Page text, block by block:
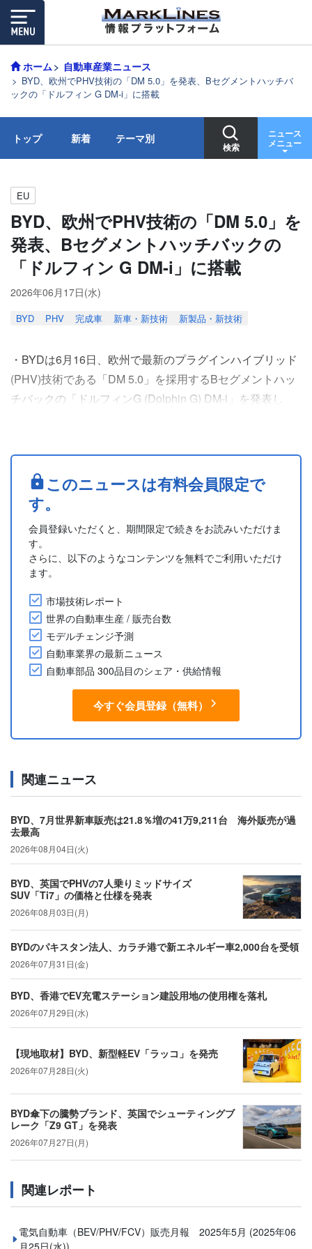
ホーム 自動車産業ニュース
BYD、欧州でPHV技術の「DM 5.0」を発表、Bセグメントハッチバ
ックの「ドルフィン G DM-i」に搭載
トップ 新着 テーマ別
検索
ニュース
メニュー
EU
BYD、欧州でPHV技術の「DM 5.0」を
発表、Bセグメントハッチバックの
「ドルフィン G DM-i」に搭載
2026年06月17日(水)
BYD PHV 完成車 新車・新技術 新製品・新技術
・BYDは6月16日、欧州で最新のプラグインハイブリッド
(PHV)技術である「DM 5.0」を採用するBセグメントハッ
チバックの「ドルフィンG (Dolphin G) DM-i」を発表し
・DM 5.0では、冷却効率とトランスミッション設計の最
適化に加えて、極薄ケイ素鋼板の採用によりEHS (電動ハ
イブリッドシステム)の性能を向上させて....
このニュースは有料会員限定で
す。
会員登録いただくと、期間限定で続きをお読みいただけま
す。
さらに、以下のようなコンテンツを無料でご利用いただけ
ます。
市場技術レポート
世界の自動車生産 / 販売台数
モデルチェンジ予測
自動車業界の最新ニュース
自動車部品 300品目のシェア・供給情報
今すぐ会員登録（無料）
関連ニュース
BYD、7月世界新車販売は21.8％増の41万9,211台 海外販売が過
去最高
2026年08月04日(火)
BYD、英国でPHVの7人乗りミッドサイズ
SUV「Ti7」の価格と仕様を発表
2026年08月03日(月)
BYDのパキスタン法人、カラチ港で新エネルギー車2,000台を受領
2026年07月31日(金)
BYD、香港でEV充電ステーション建設用地の使用権を落札
2026年07月29日(水)
【現地取材】BYD、新型軽EV「ラッコ」を発売
2026年07月28日(火)
BYD傘下の騰勢ブランド、英国でシューティングブ
レーク「Z9 GT」を発表
2026年07月27日(月)
関連レポート
電気自動車（BEV/PHV/FCV）販売月報 2025年5月 (2025年06
月25日(水))